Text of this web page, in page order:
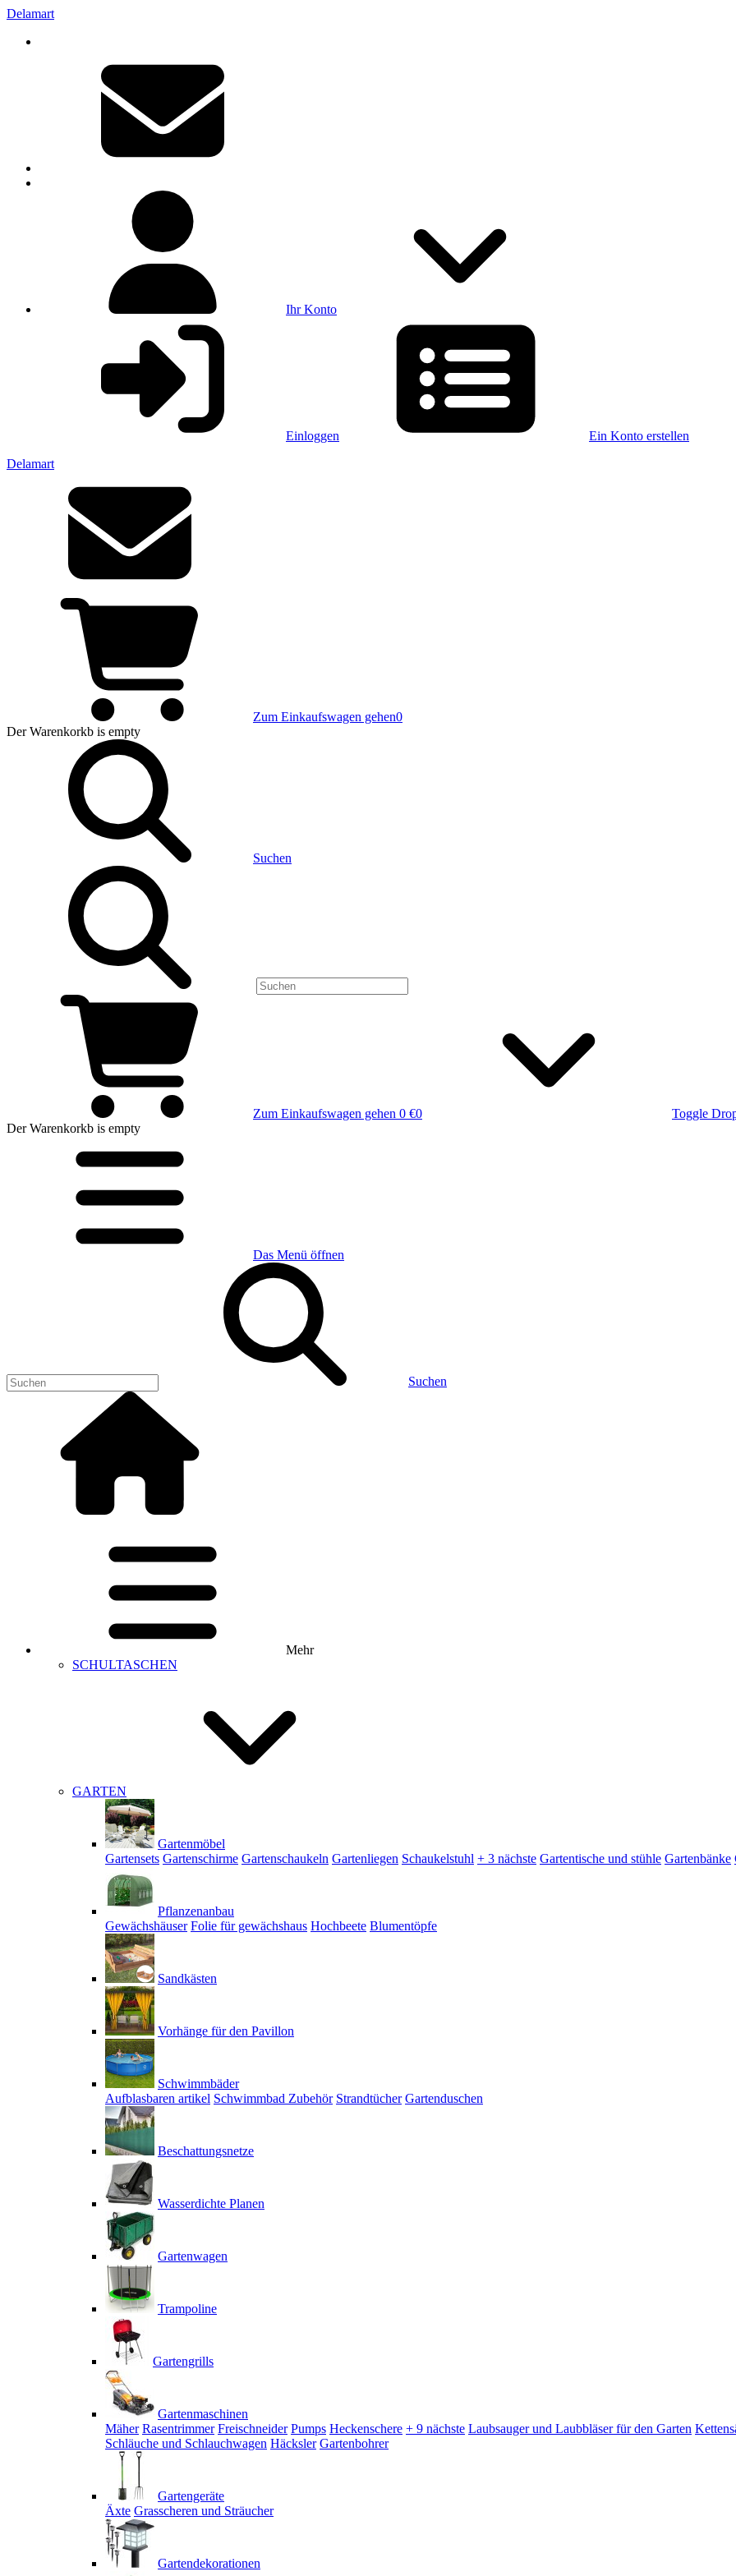
Delamart
Ihr Konto
Einloggen Ein Konto erstellen
Delamart
Zum Einkaufswagen gehen0
Der Warenkorkb is empty
Suchen
Zum Einkaufswagen gehen 0 €0
Toggle
Der Warenkorkb is empty
Das Menü öffnen
Suchen
Mehr
SCHULTASCHEN
GARTEN
Gartenmöbel
Gartensets Gartenschirme Gartenschaukeln Gartenliegen Schaukelstuhl + 3 nächste Gartentische und stühle Gartenbänke
Pflanzenanbau
Gewächshäuser Folie für gewächshaus Hochbeete Blumentöpfe
Sandkästen
Vorhänge für den Pavillon
Schwimmbäder
Aufblasbaren artikel Schwimmbad Zubehör Strandtücher Gartenduschen
Beschattungsnetze
Wasserdichte Planen
Gartenwagen
Trampoline
Gartengrills
Gartenmaschinen
Mäher Rasentrimmer Freischneider Pumps Heckenschere + 9 nächste Laubsauger und Laubbläser für den Garten
Schläuche und Schlauchwagen Häcksler Gartenbohrer
Gartengeräte
Äxte Grasscheren und Sträucher
Gartendekorationen